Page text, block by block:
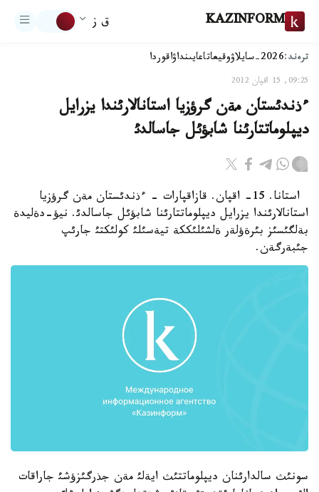
KAZINFORM ق ز
ترەند:2026-سايلاۋ وقيعاتاعايىنداۋاقوردا
09:25, 15 اقپان 2012
ءذندئستان مةن گرؤزيا استانالارئندا يزرايل
ديپلوماتتارئنا شابؤئل جاسالدئ
استانا. 15- اقپان. قازاقپارات - ءذندئستان مةن گرؤزيا
استانالارئندا يزرايل ديپلوماتتارئنا شابؤئل جاسالدئ. نيؤ-دةليدة
بةلگئسئز بئرةؤلةر ةلشئلئككة تيةسئلئ كولئكتئ جارئپ
جئبةرگةن.
سونئث سالدارئنان ديپلوماتتئث ايةلئ مةن جذرگئزؤشئ جاراقات